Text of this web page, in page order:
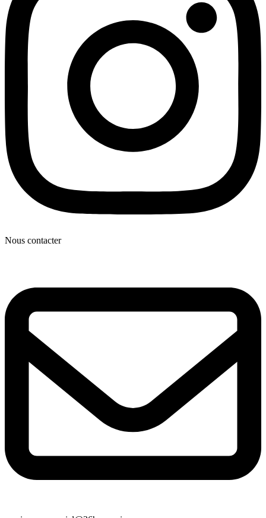
Nous contacter